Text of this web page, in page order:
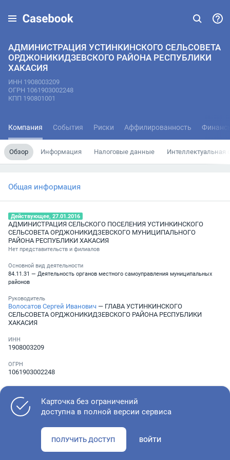
АДМИНИСТРАЦИЯ УСТИНКИНСКОГО СЕЛЬСОВЕТА
ОРДЖОНИКИДЗЕВСКОГО РАЙОНА РЕСПУБЛИКИ
ХАКАСИЯ
ИНН 1908003209
ОГРН 1061903002248
КПП 190801001
Компания События Риски Аффилированность
Обзор Информация Налоговые данные Интеллектуальная
Общая информация
Действующее, 27.01.2016
АДМИНИСТРАЦИЯ СЕЛЬСКОГО ПОСЕЛЕНИЯ УСТИНКИНСКОГО
СЕЛЬСОВЕТА ОРДЖОНИКИДЗЕВСКОГО МУНИЦИПАЛЬНОГО
РАЙОНА РЕСПУБЛИКИ ХАКАСИЯ
Нет представительств и филиалов
Основной вид деятельности
84.11.31 — Деятельность органов местного самоуправления муниципальных
районов
Руководитель
Волосатов Сергей Иванович — ГЛАВА УСТИНКИНСКОГО
СЕЛЬСОВЕТА ОРДЖОНИКИДЗЕВСКОГО РАЙОНА РЕСПУБЛИКИ
ХАКАСИЯ
ИНН
1908003209
ОГРН
1061903002248
190801001
ОКПО
Карточка без ограничений
доступна в полной версии сервиса
ПОЛУЧИТЬ ДОСТУП ВОЙТИ